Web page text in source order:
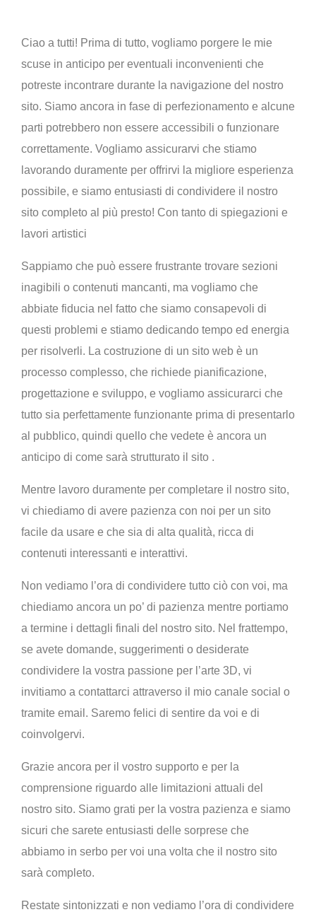
Ciao a tutti! Prima di tutto, vogliamo porgere le mie
scuse in anticipo per eventuali inconvenienti che
potreste incontrare durante la navigazione del nostro
sito. Siamo ancora in fase di perfezionamento e alcune
parti potrebbero non essere accessibili o funzionare
correttamente. Vogliamo assicurarvi che stiamo
lavorando duramente per offrirvi la migliore esperienza
possibile, e siamo entusiasti di condividere il nostro
sito completo al più presto! Con tanto di spiegazioni e
lavori artistici
Sappiamo che può essere frustrante trovare sezioni
inagibili o contenuti mancanti, ma vogliamo che
abbiate fiducia nel fatto che siamo consapevoli di
questi problemi e stiamo dedicando tempo ed energia
per risolverli. La costruzione di un sito web è un
processo complesso, che richiede pianificazione,
progettazione e sviluppo, e vogliamo assicurarci che
tutto sia perfettamente funzionante prima di presentarlo
al pubblico, quindi quello che vedete è ancora un
anticipo di come sarà strutturato il sito .
Mentre lavoro duramente per completare il nostro sito,
vi chiediamo di avere pazienza con noi per un sito
facile da usare e che sia di alta qualità, ricca di
contenuti interessanti e interattivi.
Non vediamo l’ora di condividere tutto ciò con voi, ma
chiediamo ancora un po’ di pazienza mentre portiamo
a termine i dettagli finali del nostro sito. Nel frattempo,
se avete domande, suggerimenti o desiderate
condividere la vostra passione per l’arte 3D, vi
invitiamo a contattarci attraverso il mio canale social o
tramite email. Saremo felici di sentire da voi e di
coinvolgervi.
Grazie ancora per il vostro supporto e per la
comprensione riguardo alle limitazioni attuali del
nostro sito. Siamo grati per la vostra pazienza e siamo
sicuri che sarete entusiasti delle sorprese che
abbiamo in serbo per voi una volta che il nostro sito
sarà completo.
Restate sintonizzati e non vediamo l’ora di condividere